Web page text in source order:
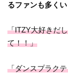
るファンも多くい
「ITZY大好きだ
て！！」
「ダンスプラク